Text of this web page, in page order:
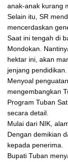
anak-anak kurang
Selain itu, SR
mencerdaskan
Saat ini tengah di
Mondokan.
hektar ini, akan
jenjang pendidikan.
Menyoal
mengembangkan
Program Tuban
secara detail.
Mulai dari NIK,
Dengan demikian
kepada penerima.
Bupati Tuban